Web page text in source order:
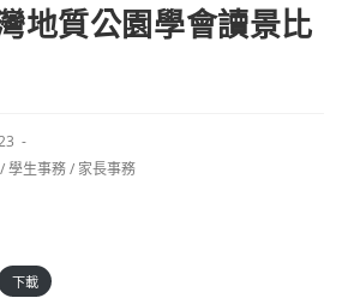
地質公園學會讀景比
/學生事務/ 家長事務
下載